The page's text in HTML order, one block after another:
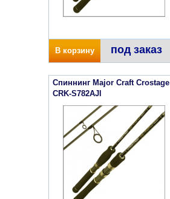
В корзину под заказ
Спиннинг Major Craft Crostage
CRK-S782AJl